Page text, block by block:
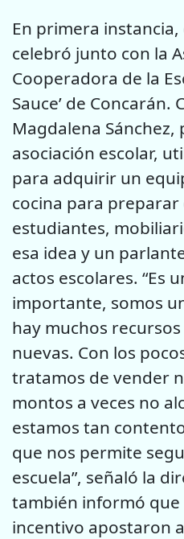
En primera
celebró junto con la
Cooperadora de la
Sauce’ de Concarán.
Magdalena Sánchez,
asociación escolar,
para adquirir un
cocina para preparar
estudiantes,
esa idea y un
actos escolares. “Es
importante, somos
hay muchos
nuevas. Con los
tratamos de vender
montos a veces no
estamos tan
que nos permite
escuela”, señaló la
también informó
incentivo apostaron